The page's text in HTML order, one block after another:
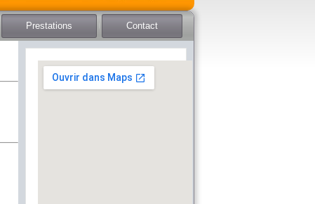
Prestations Contact